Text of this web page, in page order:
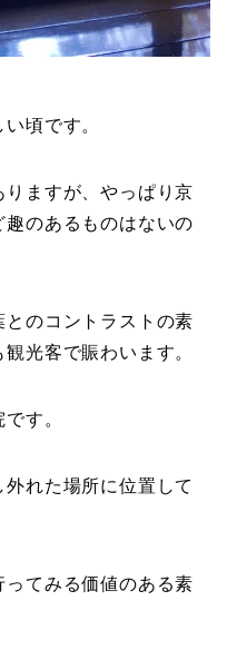
頃です。
ますが、やっぱり京
のあるものはないの
のコントラストの素
光客で賑わいます。
す。
れた場所に位置して
てみる価値のある素